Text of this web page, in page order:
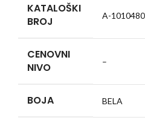
KATALOŠKI
BROJ
A-
CENOVNI
NIVO
–
BOJA BELA